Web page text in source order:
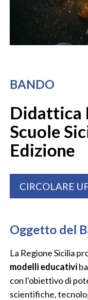
BANDO
Didattica
Scuole
Edizione
CIRCOLARE
Oggetto del
La Regione Sicilia
modelli educativi
con l'obiettivo di
scientifiche,